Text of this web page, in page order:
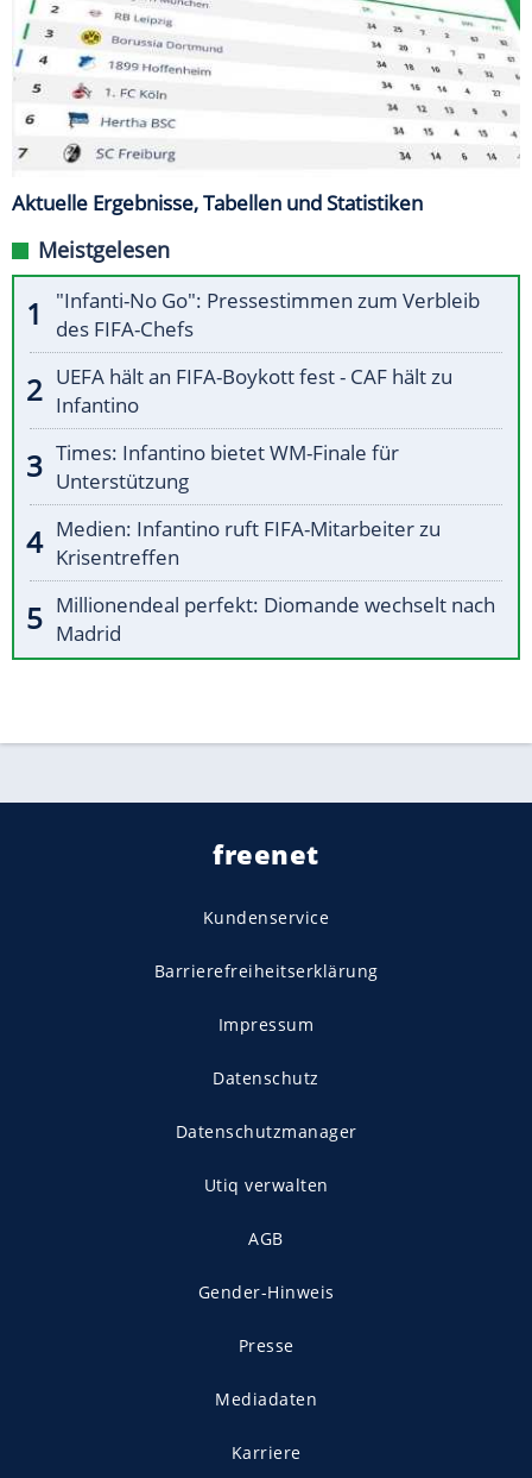
Aktuelle Ergebnisse, Tabellen und Statistiken
Meistgelesen
"Infanti-No Go": Pressestimmen zum Verbleib
des FIFA-Chefs
UEFA hält an FIFA-Boykott fest - CAF hält zu
Infantino
Times: Infantino bietet WM-Finale für
Unterstützung
Medien: Infantino ruft FIFA-Mitarbeiter zu
Krisentreffen
Millionendeal perfekt: Diomande wechselt nach
Madrid
freenet
Kundenservice
Barrierefreiheitserklärung
Impressum
Datenschutz
Datenschutzmanager
Utiq verwalten
AGB
Gender-Hinweis
Presse
Mediadaten
Karriere